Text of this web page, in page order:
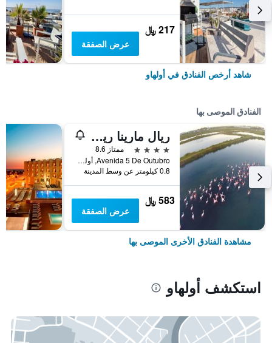
217 ﷼
عرض الصفقة
شاهد أرخص الفنادق في أولهاو
الفنادق الموصى بها
ريال مارينا ريزيدنس
4 نجوم
ممتاز 8.6
Avenida 5 De Outubro, أولهاو, منطقة فارو, البرتغال
0.8 كيلومتر عن وسط المدينة
583 ﷼
عرض الصفقة
مشاهدة الفنادق الأخرى الموصى بها
استكشف أولهاو